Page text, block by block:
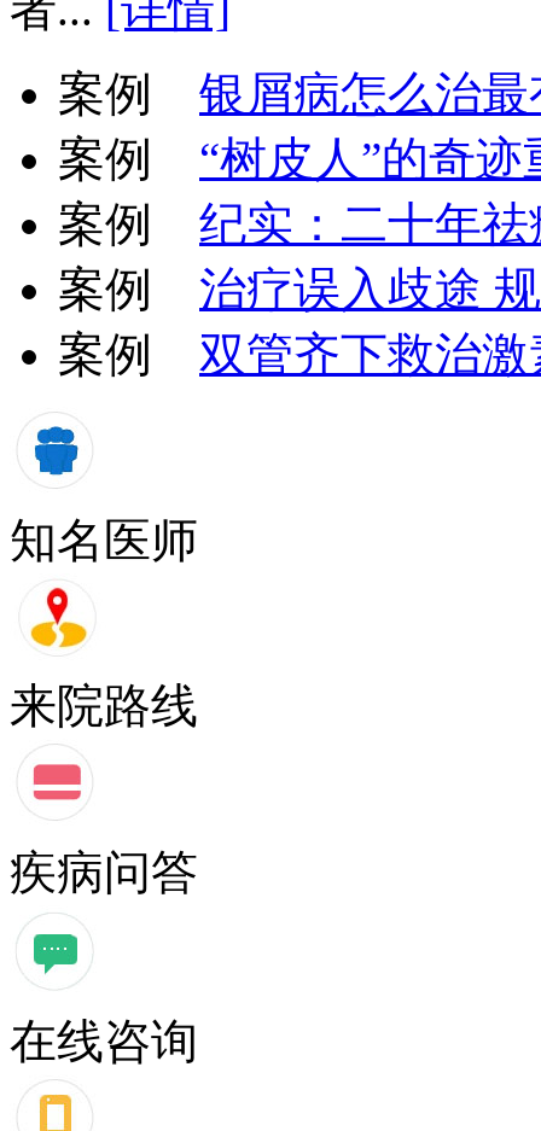
案例
银屑病怎么治最
案例
“树皮人”的奇迹
案例
纪实：二十年
案例
治疗误入歧途
案例
双管齐下救治
知名医师
来院路线
疾病问答
在线咨询